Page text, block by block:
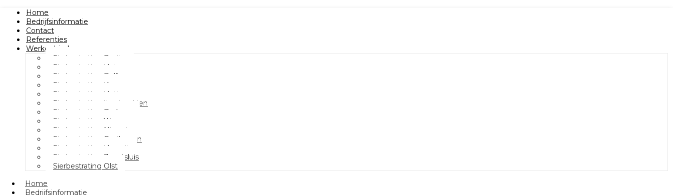
Home
Bedrijfsinformatie
Contact
Referenties
Werkgebied
Sierbestrating Raalte
Sierbestrating Heino
Sierbestrating Dalfsen
Sierbestrating Kampen
Sierbestrating Hattem
Sierbestrating Ijsselmuiden
Sierbestrating Berkum
Sierbestrating Wezep
Sierbestrating Nieuwleusen
Sierbestrating Oudleusen
Sierbestrating Hasselt
Sierbestrating Zwartsluis
Sierbestrating Olst
Home
Bedrijfsinformatie